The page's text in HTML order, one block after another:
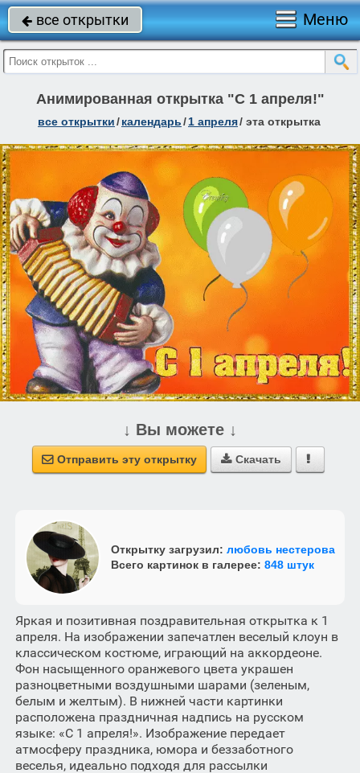
 все открытки Меню
Анимированная открытка "С 1 апреля!"
все открытки/календарь/1 апреля/ эта открытка
↓ Вы можете ↓
 Отправить эту открытку  Скачать 
Открытку загрузил: любовь нестерова
Всего картинок в галерее: 848 штук
Яркая и позитивная поздравительная открытка к 1
апреля. На изображении запечатлен веселый клоун в
классическом костюме, играющий на аккордеоне.
Фон насыщенного оранжевого цвета украшен
разноцветными воздушными шарами (зеленым,
белым и желтым). В нижней части картинки
расположена праздничная надпись на русском
языке: «С 1 апреля!». Изображение передает
атмосферу праздника, юмора и беззаботного
веселья, идеально подходя для рассылки